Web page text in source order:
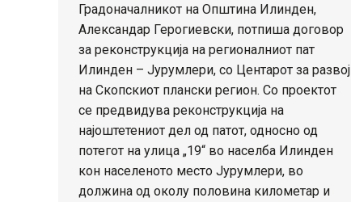
Градоначалникот на Општина Илинден,
Александар Герогиевски, потпиша договор
за реконструкција на регионалниот пат
Илинден – Јурумлери, со Центарот за развој
на Скопскиот плански регион. Со проектот
се предвидува реконструкција на
најоштетениот дел од патот, односно од
потегот на улица „19“ во населба Илинден
кон населеното место Јурумлери, во
должина од околу половина километар и